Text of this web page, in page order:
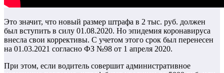
Это значит, что новый размер штрафа в 2 тыс. руб. должен
был вступить в силу 01.08.2020. Но эпидемия коронавируса
внесла свои коррективы. С учетом этого срок был перенесен
на 01.03.2021 согласно ФЗ №98 от 1 апреля 2020.
При этом, если водитель совершит административное